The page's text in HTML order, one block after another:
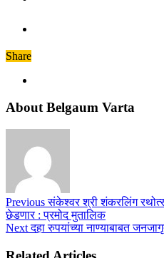
Share
About Belgaum Varta
Previousसंकेश्वर श्री शंकरलिंग
छेडणार : प्रमोद मुतालिक
Nextदहा रुपयांच्या नाण्याबाबत